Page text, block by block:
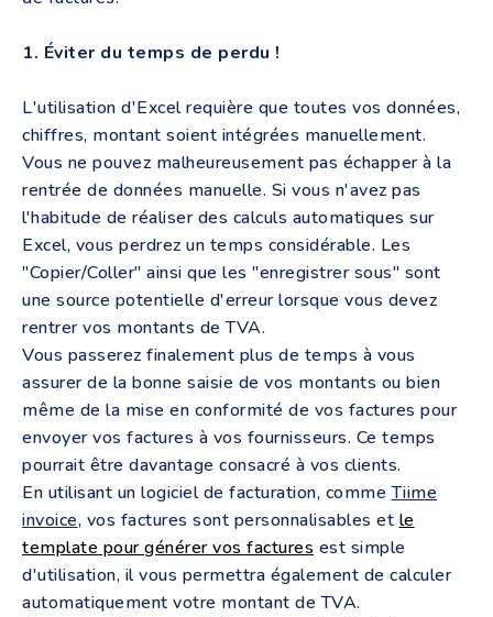
1. Éviter du temps de perdu !
L'utilisation d'Excel requière que toutes vos données,
chiffres, montant soient intégrées manuellement.
Vous ne pouvez malheureusement pas échapper à la
rentrée de données manuelle. Si vous n'avez pas
l'habitude de réaliser des calculs automatiques sur
Excel, vous perdrez un temps considérable. Les
"Copier/Coller" ainsi que les "enregistrer sous" sont
une source potentielle d'erreur lorsque vous devez
rentrer vos montants de TVA.
Vous passerez finalement plus de temps à vous
assurer de la bonne saisie de vos montants ou bien
même de la mise en conformité de vos factures pour
envoyer vos factures à vos fournisseurs. Ce temps
pourrait être davantage consacré à vos clients.
En utilisant un logiciel de facturation, commeTiime
invoice, vos factures sont personnalisables et le
template pour générer vos factures est simple
d'utilisation, il vous permettra également de calculer
automatiquement votre montant de TVA.